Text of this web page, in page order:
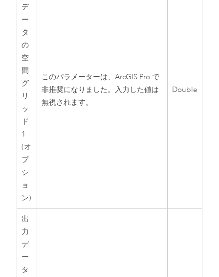
デ
ー
タ
の
空
間
グ
リ
ッ
ド
1
(オ
プ
シ
ョ
ン)
このパラメーターは、 ArcGIS Proで
非推奨になりました。入力した値は
無視されます。
Double
出
力
デ
ー
タ